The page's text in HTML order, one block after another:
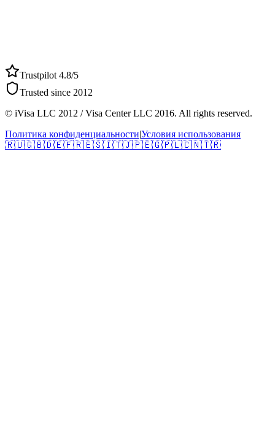
Trustpilot 4.8/5
Trusted since 2012
© iVisa LLC 2012 / Visa Center LLC 2016. All rights reserved.
Политика конфиденциальности|Условия использования
🇷🇺🇬🇧🇩🇪🇫🇷🇪🇸🇮🇹🇯🇵🇪🇬🇵🇱🇨🇳🇹🇷